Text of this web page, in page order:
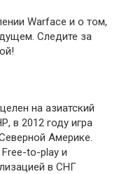
Warface и о том,
Следите за
на азиатский
в 2012 году игра
Америке.
to-play и
в СНГ